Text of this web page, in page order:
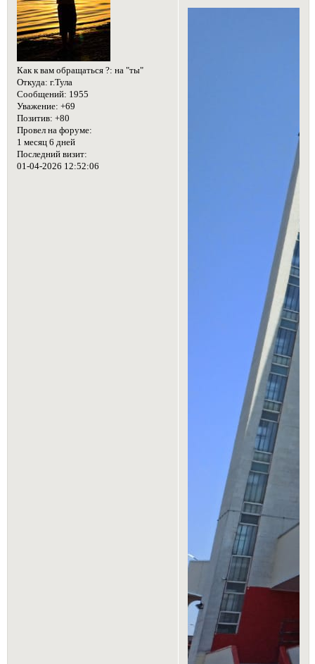
Как к вам обращаться ?: на "ты"
Откуда: г.Тула
Сообщений: 1955
Уважение: +69
Позитив: +80
Провел на форуме:
1 месяц 6 дней
Последний визит:
01-04-2026 12:52:06